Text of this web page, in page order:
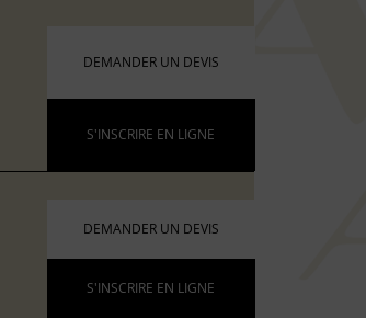
DEMANDER UN DEVIS
S'INSCRIRE EN LIGNE
DEMANDER UN DEVIS
S'INSCRIRE EN LIGNE